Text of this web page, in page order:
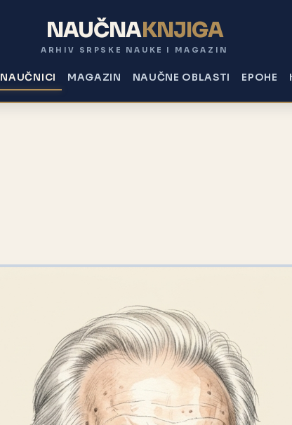
NAUČNAKNJIGA
ARHIV SRPSKE NAUKE I MAGAZIN
NAUČNICI MAGAZIN NAUČNE OBLASTI EPOHE